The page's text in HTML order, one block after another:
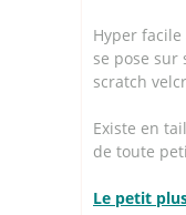
Hyper
se pose sur
scratch
Existe en
de toute
Le petit